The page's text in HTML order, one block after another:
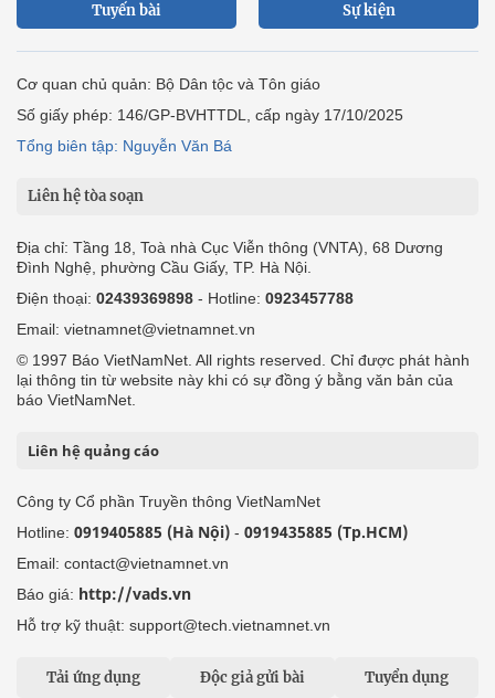
Tuyến bài Sự kiện
Cơ quan chủ quản: Bộ Dân tộc và Tôn giáo
Số giấy phép: 146/GP-BVHTTDL, cấp ngày 17/10/2025
Tổng biên tập: Nguyễn Văn Bá
Liên hệ tòa soạn
Địa chỉ: Tầng 18, Toà nhà Cục Viễn thông (VNTA), 68 Dương
Đình Nghệ, phường Cầu Giấy, TP. Hà Nội.
Điện thoại: 02439369898 - Hotline: 0923457788
Email: vietnamnet@vietnamnet.vn
© 1997 Báo VietNamNet. All rights reserved. Chỉ được phát hành
lại thông tin từ website này khi có sự đồng ý bằng văn bản của
báo VietNamNet.
Liên hệ quảng cáo
Công ty Cổ phần Truyền thông VietNamNet
Hotline: 0919405885 (Hà Nội) - 0919435885 (Tp.HCM)
Email: contact@vietnamnet.vn
Báo giá: http://vads.vn
Hỗ trợ kỹ thuật: support@tech.vietnamnet.vn
Tải ứng dụng Độc giả gửi bài Tuyển dụng